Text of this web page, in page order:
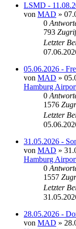
LSMD -
von MAD »
0
793
Letzter
05.06.2026 -
von MAD »
Hamburg
0
1576
Letzter
31.05.2026 -
von MAD »
Hamburg
0
1557
Letzter
28.05.2026 -
von MAD »